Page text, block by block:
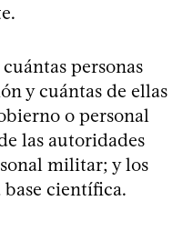
personas
y cuántas de ellas
o personal
las autoridades
militar; y los
científica.